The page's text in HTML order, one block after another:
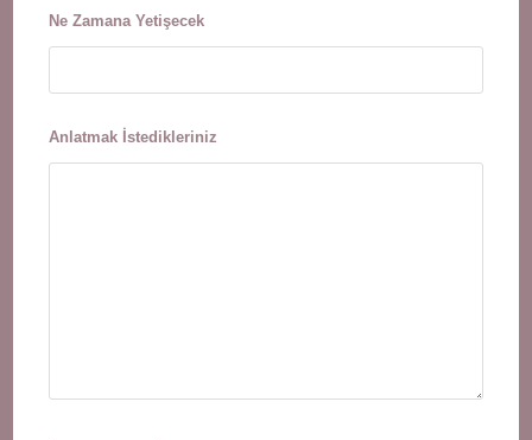
Ne Zamana Yetişecek
Anlatmak İstedikleriniz